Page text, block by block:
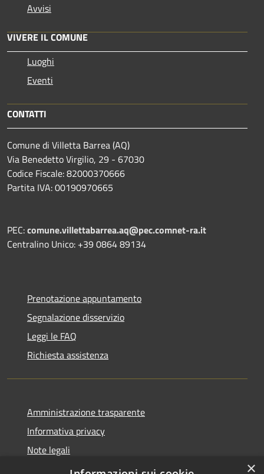
Avvisi
VIVERE IL COMUNE
Luoghi
Eventi
CONTATTI
Comune di Villetta Barrea (AQ)
Via Benedetto Virgilio, 29 - 67030
Codice Fiscale: 82000370666
Partita IVA: 00190970665
PEC:comune.villettabarrea.aq@pec.comnet-ra.it
Centralino Unico: +39 0864 89134
Prenotazione appuntamento
Segnalazione disservizio
Leggi le FAQ
Richiesta assistenza
Amministrazione trasparente
Informativa privacy
Note legali
Dichiarazione di accessibilità
×